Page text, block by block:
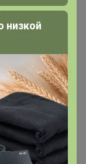
крупнолистная
Ю энд Ми) Р9
низкой